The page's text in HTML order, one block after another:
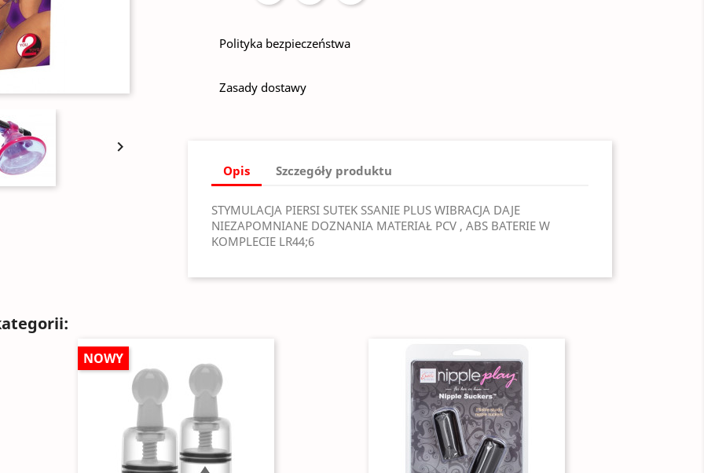

Polityka bezpieczeństwa
Zasady dostawy
Opis Szczegóły produktu
STYMULACJA PIERSI SUTEK SSANIE PLUS WIBRACJA DAJE
NIEZAPOMNIANE DOZNANIA MATERIAŁ PCV , ABS BATERIE W
KOMPLECIE LR44;6
NOWY